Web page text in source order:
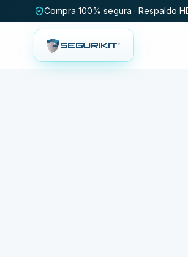
Compra 100% segura · Respaldo